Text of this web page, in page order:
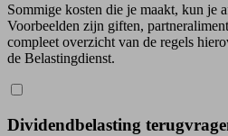
Sommige kosten die je maakt, kun je
Voorbeelden zijn giften,
compleet overzicht van de regels
de Belastingdienst.
Dividendbelasting